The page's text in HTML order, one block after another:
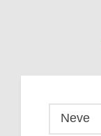
Neve